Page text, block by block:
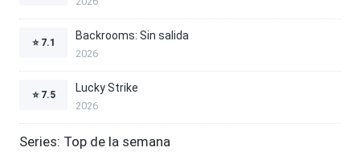
⭐ 7.1
Backrooms: Sin salida
2026
⭐ 7.5
Lucky Strike
2026
Series: Top de la semana